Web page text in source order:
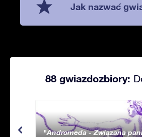
Jak nazwać
88 gwiazdozbiory:
Andromeda - Związana